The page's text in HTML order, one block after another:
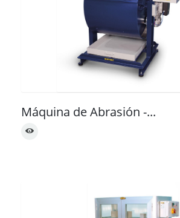
Máquina de Abrasión -...